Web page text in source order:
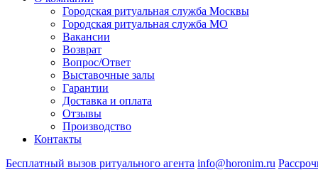
Городская ритуальная служба Москвы
Городская ритуальная служба МО
Вакансии
Возврат
Вопрос/Ответ
Выставочные залы
Гарантии
Доставка и оплата
Отзывы
Производство
Контакты
Бесплатный вызов ритуального агента info@horonim.ru